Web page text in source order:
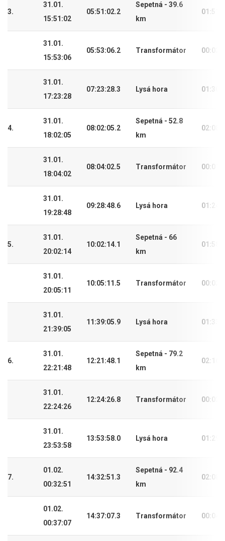
3.
31.01.
15:51:02
05:51:02.2
Sepetná - 39.6
km
31.01.
15:53:06
05:53:06.2 Transformátor
31.01.
17:23:28
07:23:28.3 Lysá hora
4.
31.01.
18:02:05
08:02:05.2
Sepetná - 52.8
km
31.01.
18:04:02
08:04:02.5 Transformátor
31.01.
19:28:48
09:28:48.6 Lysá hora
5.
31.01.
20:02:14
10:02:14.1
Sepetná - 66
km
31.01.
20:05:11
10:05:11.5 Transformátor
31.01.
21:39:05
11:39:05.9 Lysá hora
6.
31.01.
22:21:48
12:21:48.1
Sepetná - 79.2
km
31.01.
22:24:26
12:24:26.8 Transformátor
31.01.
23:53:58
13:53:58.0 Lysá hora
7.
01.02.
00:32:51
14:32:51.3
Sepetná - 92.4
km
01.02.
00:37:07
14:37:07.3 Transformátor